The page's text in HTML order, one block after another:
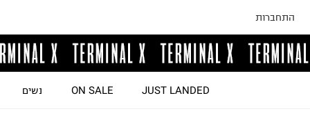
התחברות
JUST LANDED
ON SALE נשים